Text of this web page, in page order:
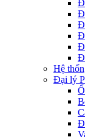
Hệ
Đại lý